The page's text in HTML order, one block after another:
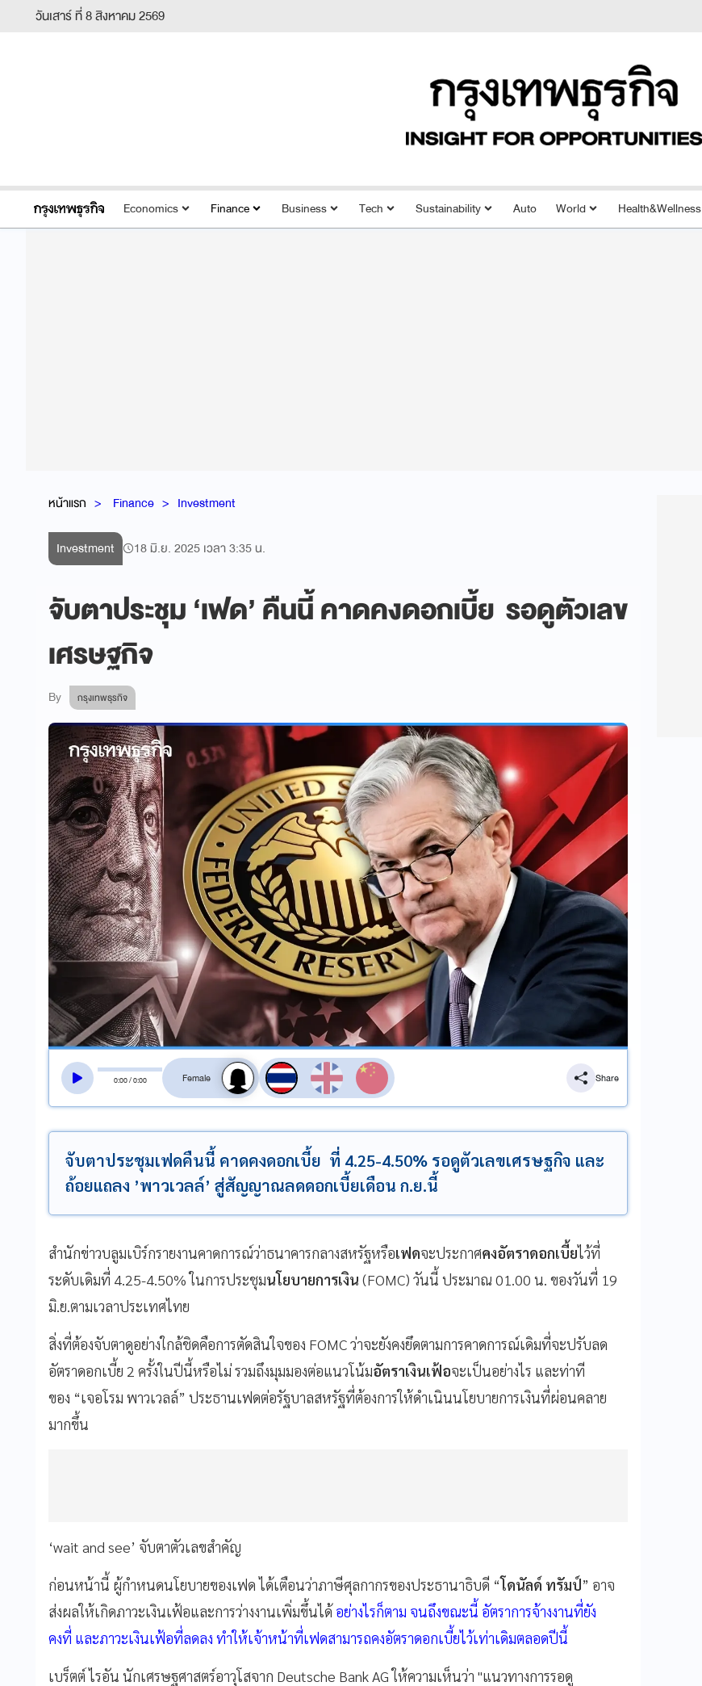
วันเสาร์ ที่ 8 สิงหาคม 2569
Economics Finance Business Tech Sustainability Auto World Health&Wellness
หน้าแรก Finance Investment
Investment 18 มิ.ย. 2025 เวลา 3:35 น.
จับตาประชุม ‘เฟด’ คืนนี้ คาดคงดอกเบี้ย รอดูตัวเลข
เศรษฐกิจ
By กรุงเทพธุรกิจ
0:00/0:00
สลับเสียงอ่าน
Share
จับตาประชุมเฟดคืนนี้ คาดคงดอกเบี้ย ที่ 4.25-4.50% รอดูตัวเลขเศรษฐกิจ และ
ถ้อยแถลง ’พาวเวลล์’ สู่สัญญาณลดดอกเบี้ยเดือน ก.ย.นี้
สำนักข่าวบลูมเบิร์กรายงานคาดการณ์ว่าธนาคารกลางสหรัฐหรือเฟดจะประกาศคงอัตราดอกเบี้ยไว้ที่
ระดับเดิมที่ 4.25-4.50% ในการประชุมนโยบายการเงิน (FOMC) วันนี้ ประมาณ 01.00 น. ของวันที่ 19
มิ.ย.ตามเวลาประเทศไทย
สิ่งที่ต้องจับตาดูอย่างใกล้ชิดคือการตัดสินใจของ FOMC ว่าจะยังคงยึดตามการคาดการณ์เดิมที่จะปรับลด
อัตราดอกเบี้ย 2 ครั้งในปีนี้หรือไม่ รวมถึงมุมมองต่อแนวโน้มอัตราเงินเฟ้อจะเป็นอย่างไร และท่าที
ของ “เจอโรม พาวเวลล์” ประธานเฟดต่อรัฐบาลสหรัฐที่ต้องการให้ดำเนินนโยบายการเงินที่ผ่อนคลาย
มากขึ้น
‘wait and see’ จับตาตัวเลขสำคัญ
ก่อนหน้านี้ ผู้กำหนดนโยบายของเฟด ได้เตือนว่าภาษีศุลกากรของประธานาธิบดี “โดนัลด์ ทรัมป์” อาจ
ส่งผลให้เกิดภาวะเงินเฟ้อและการว่างงานเพิ่มขึ้นได้ อย่างไรก็ตาม จนถึงขณะนี้ อัตราการจ้างงานที่ยัง
คงที่ และภาวะเงินเฟ้อที่ลดลง ทำให้เจ้าหน้าที่เฟดสามารถคงอัตราดอกเบี้ยไว้เท่าเดิมตลอดปีนี้
เบร็ตต์ ไรอัน นักเศรษฐศาสตร์อาวุโสจาก Deutsche Bank AG ให้ความเห็นว่า "แนวทางการรอดู